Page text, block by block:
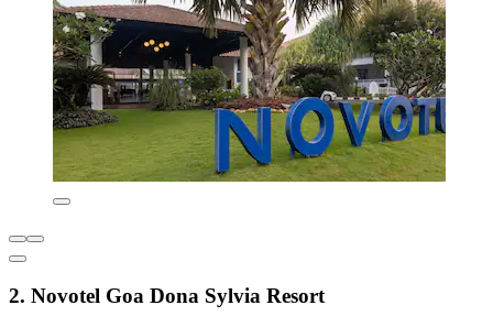
2. Novotel Goa Dona Sylvia Resort